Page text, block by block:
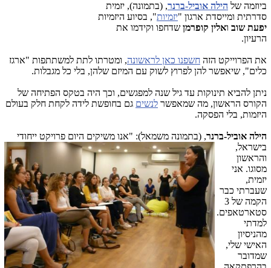
ביוזמה של הילה אוביל-ברנר, (בתמונה), יזמית
סדרתית ומייסדת ארגון "יזמיות", בסיוע היזמיות
יפעת שוב ואלין קופרמן שדחפו וקידמו את
הרעיון.
את הפרוייקט הזה חשפנו כאן לראשונה, ומטרתו לתת למשתתפות "ארגז
כלים", שיאפשר להן לפרוץ לשוק עם המיזם שלהן, בלי כל מגבלות.
ניתן להביא תינוקות עד גיל שנה למפגשים, וכך היה בטקס הפתיחה של
הקורס הראשון, מה שמאפשר לנשים גם בחופשת לידה לקחת חלק בעולם
היזמות, בלי הפסקה.
הילה אוביל-ברנר, (בתמונה משמאל): "אנו משיקים היום פרויקט ייחודי
בישראל,
והראשון
מסוגו. אני
יזמית,
שעברתי כבר
הקמה של 3
סטארטאפים.
למדתי
מהניסיון
האישי שלי,
שמדובר